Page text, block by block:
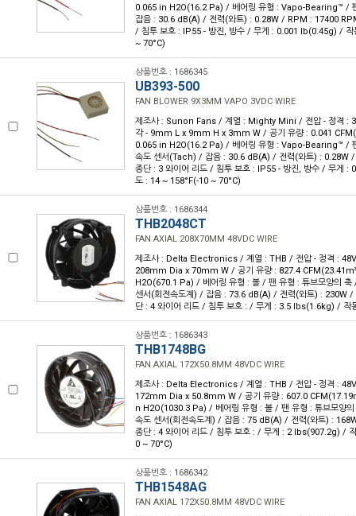
0.065 in H2O(16.2 Pa) / 베어링 유형 : Vapo-Bearing™ /
잡음 : 30.6 dB(A) / 전력(와트) : 0.28W / RPM : 17400
/ 침투 보호 : IP55 - 방진, 방수 / 무게 : 0.001 lb(0.45g) / 작
~ 70°C)
상품번호 : 1686345
UB393-500
FAN BLOWER 9X3MM VAPO 3VDC WIRE
제조사 : Sunon Fans / 계열 : Mighty Mini / 전압 - 정격 :
각 - 9mm L x 9mm H x 3mm W / 공기 유량 : 0.041
0.065 in H2O(16.2 Pa) / 베어링 유형 : Vapo-Bearing™ /
속도 센서(Tach) / 잡음 : 30.6 dB(A) / 전력(와트) : 0.28W
종단 : 3 와이어 리드 / 침투 보호 : IP55 - 방진, 방수 / 무게
도 : 14 ~ 158°F(-10 ~ 70°C)
상품번호 : 1686344
THB2048CT
FAN AXIAL 208X70MM 48VDC WIRE
제조사 : Delta Electronics / 계열 : THB / 전압 - 정격 :
208mm Dia x 70mm W / 공기 유량 : 827.4
H2O(670.1 Pa) / 베어링 유형 : 볼 / 팬 유형 : 튜브모양의
센서(회전속도계) / 잡음 : 73.6 dB(A) / 전력(와트) : 230W
단 : 4 와이어 리드 / 침투 보호 : / 무게 : 3.5 lbs(1.6kg) / 작
상품번호 : 1686343
THB1748BG
FAN AXIAL 172X50.8MM 48VDC WIRE
제조사 : Delta Electronics / 계열 : THB / 전압 - 정격 :
172mm Dia x 50.8mm W / 공기 유량 : 607.0
n H2O(1030.3 Pa) / 베어링 유형 : 볼 / 팬 유형 : 튜브모양
속도 센서(회전속도계) / 잡음 : 75 dB(A) / 전력(와트) :
종단 : 4 와이어 리드 / 침투 보호 : / 무게 : 2 lbs(907.2g) /
0 ~ 70°C)
상품번호 : 1686342
THB1548AG
FAN AXIAL 172X50.8MM 48VDC WIRE